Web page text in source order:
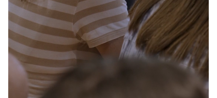
Servizi e accessibilità
Contatti
FAQ
Biglietti